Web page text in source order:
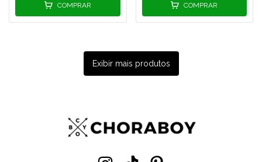
COMPRAR COMPRAR
Exibir mais produtos